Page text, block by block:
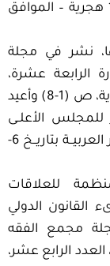
عقدت في عمان، 21 ذو القعدة 1423 هجرية – الموافق
نشر في مجلة
الرابعة عشرة،
العدد الرابع عشر، 11-16/1/2003 ميلادية، ص (1-8) وأعيد
الأعلــى
للشؤون الإسلامية – جمهوريــة مصــر العربيــة بتاريــخ 6-
للعلاقات
القانون الدولي
مجمع الفقه
العدد الرابع عشر،